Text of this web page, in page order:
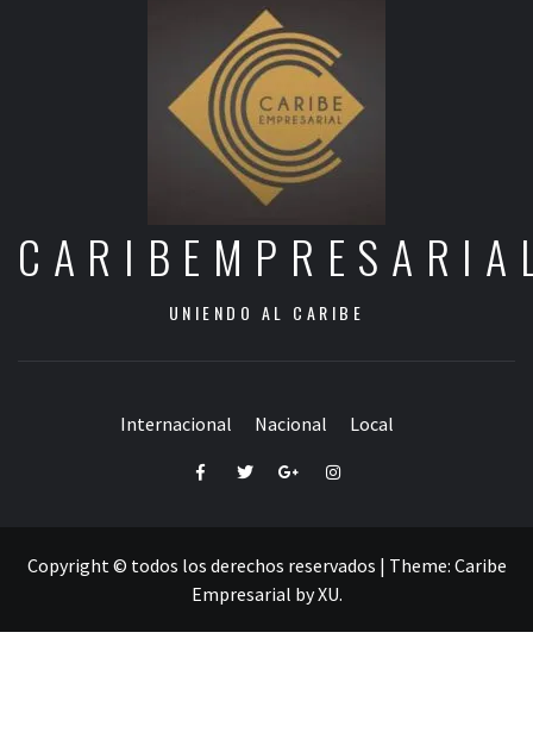
UNIENDO AL CARIBE
Internacional Nacional Local
FacebookTwitterGoogle+Instagram
Copyright © todos los derechos reservados | Theme: Caribe
Empresarial byXU.